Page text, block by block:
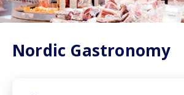
Nordic Gastronomy